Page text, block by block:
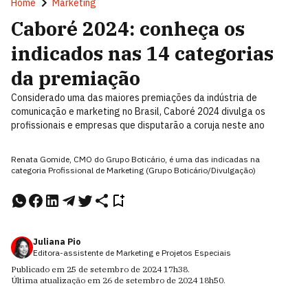
Home Marketing
Caboré 2024: conheça os
indicados nas 14 categorias
da premiação
Considerado uma das maiores premiações da indústria de
comunicação e marketing no Brasil, Caboré 2024 divulga os
profissionais e empresas que disputarão a coruja neste ano
Renata Gomide, CMO do Grupo Boticário, é uma das indicadas na
categoria Profissional de Marketing (Grupo Boticário/Divulgação)
Juliana Pio
Editora-assistente de Marketing e Projetos Especiais
Publicado em 25 de setembro de 2024 17h38.
Última atualização em 26 de setembro de 2024 18h50.